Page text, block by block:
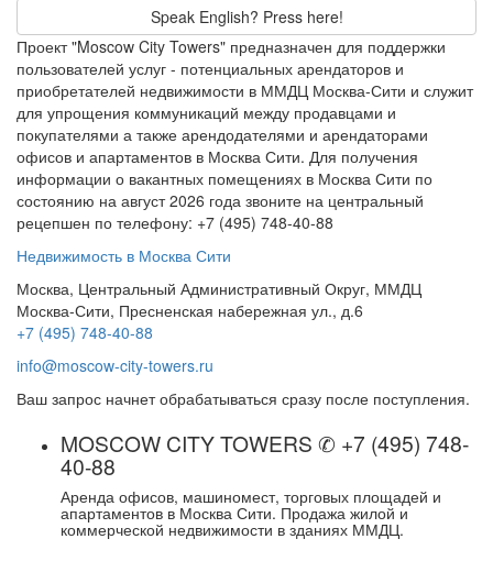
Speak English? Press here!
Проект "Moscow City Towers" предназначен для поддержки
пользователей услуг - потенциальных арендаторов и
приобретателей недвижимости в ММДЦ Москва-Сити и служит
для упрощения коммуникаций между продавцами и
покупателями а также арендодателями и арендаторами
офисов и апартаментов в Москва Сити. Для получения
информации о вакантных помещениях в Москва Сити по
состоянию на август 2026 года звоните на центральный
рецепшен по телефону: +7 (495) 748-40-88
Недвижимость в Москва Сити
Москва, Центральный Административный Округ, ММДЦ
Москва-Сити, Пресненская набережная ул., д.6
+7 (495) 748-40-88
info@moscow-city-towers.ru
Ваш запрос начнет обрабатываться сразу после поступления.
MOSCOW CITY TOWERS ✆ +7 (495) 748-
40-88
Аренда офисов, машиномест, торговых площадей и
апартаментов в Москва Сити. Продажа жилой и
коммерческой недвижимости в зданиях ММДЦ.